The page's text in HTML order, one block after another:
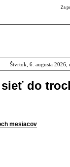
Za
Štvrtok, 6. augusta 2026,
sieť do
mesiacov